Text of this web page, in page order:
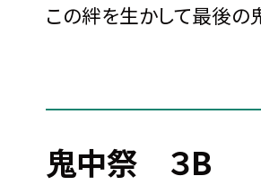
この絆を生かして最後の
鬼中祭 ３B